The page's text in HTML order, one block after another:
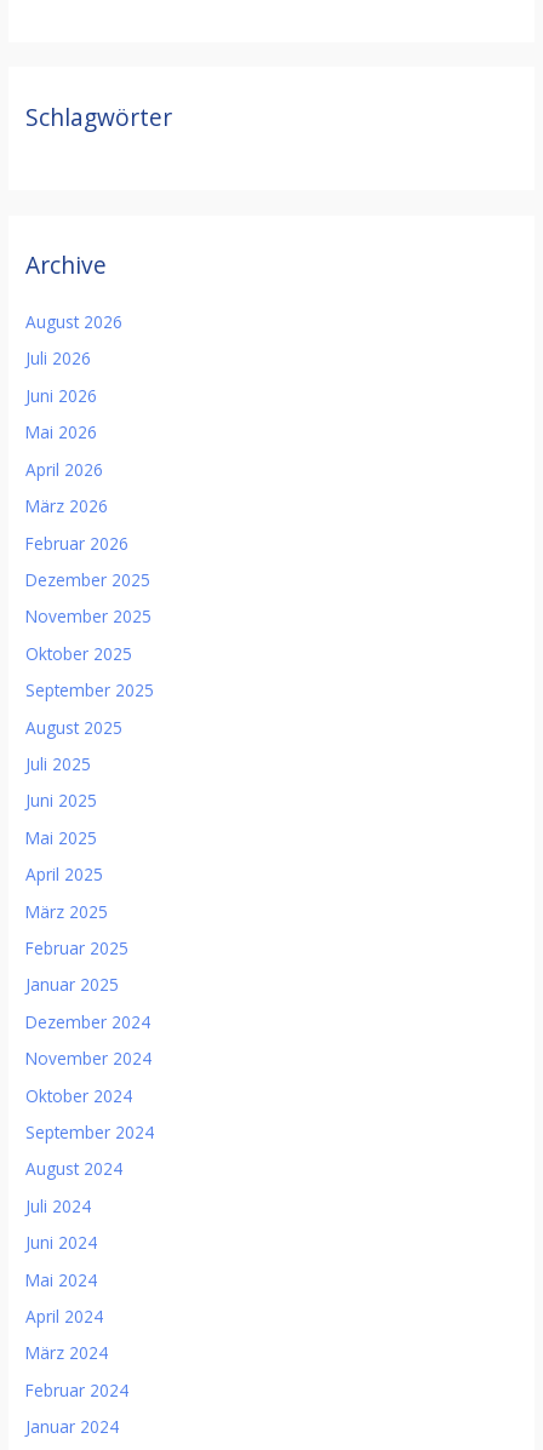
Schlagwörter
Archive
August 2026
Juli 2026
Juni 2026
Mai 2026
April 2026
März 2026
Februar 2026
Dezember 2025
November 2025
Oktober 2025
September 2025
August 2025
Juli 2025
Juni 2025
Mai 2025
April 2025
März 2025
Februar 2025
Januar 2025
Dezember 2024
November 2024
Oktober 2024
September 2024
August 2024
Juli 2024
Juni 2024
Mai 2024
April 2024
März 2024
Februar 2024
Januar 2024